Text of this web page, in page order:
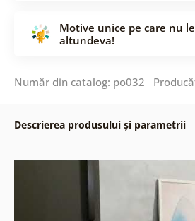
Motive unice pe care nu
altundeva!
Număr din catalog: po032
Descrierea produsului și parametrii